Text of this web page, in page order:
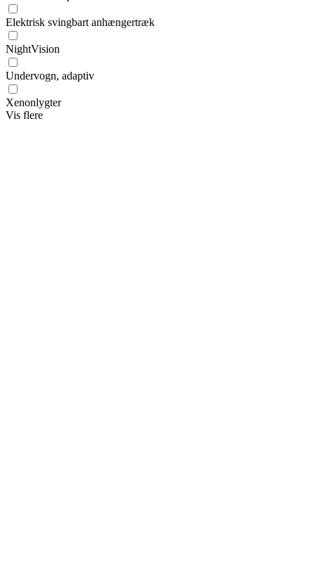
Elektrisk svingbart anhængertræk
NightVision
Undervogn, adaptiv
Xenonlygter
Vis flere